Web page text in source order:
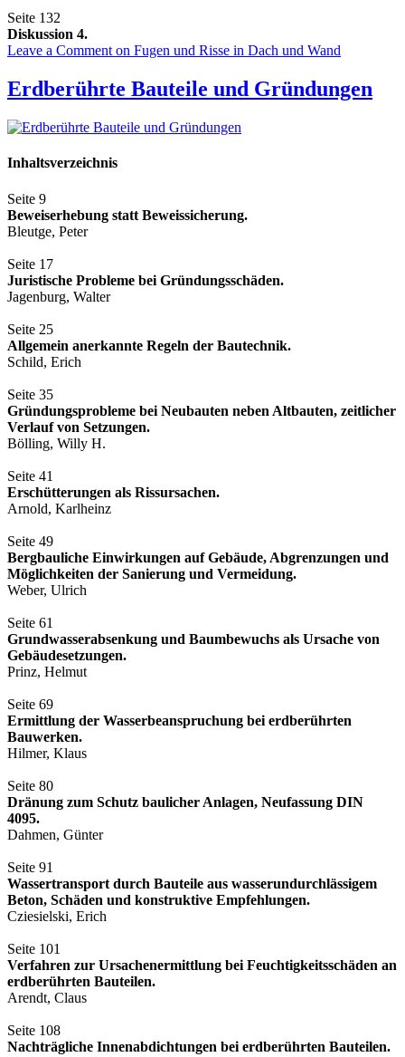
Seite 132
Diskussion 4.
Leave a Comment on Fugen und Risse in Dach und Wand
Erdberührte Bauteile und Gründungen
Inhaltsverzeichnis
Seite 9
Beweiserhebung statt Beweissicherung.
Bleutge, Peter
Seite 17
Juristische Probleme bei Gründungsschäden.
Jagenburg, Walter
Seite 25
Allgemein anerkannte Regeln der Bautechnik.
Schild, Erich
Seite 35
Gründungsprobleme bei Neubauten neben Altbauten, zeitlicher
Verlauf von Setzungen.
Bölling, Willy H.
Seite 41
Erschütterungen als Rissursachen.
Arnold, Karlheinz
Seite 49
Bergbauliche Einwirkungen auf Gebäude, Abgrenzungen und
Möglichkeiten der Sanierung und Vermeidung.
Weber, Ulrich
Seite 61
Grundwasserabsenkung und Baumbewuchs als Ursache von
Gebäudesetzungen.
Prinz, Helmut
Seite 69
Ermittlung der Wasserbeanspruchung bei erdberührten
Bauwerken.
Hilmer, Klaus
Seite 80
Dränung zum Schutz baulicher Anlagen, Neufassung DIN
4095.
Dahmen, Günter
Seite 91
Wassertransport durch Bauteile aus wasserundurchlässigem
Beton, Schäden und konstruktive Empfehlungen.
Cziesielski, Erich
Seite 101
Verfahren zur Ursachenermittlung bei Feuchtigkeitsschäden an
erdberührten Bauteilen.
Arendt, Claus
Seite 108
Nachträgliche Innenabdichtungen bei erdberührten Bauteilen.